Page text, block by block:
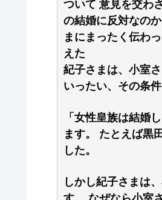
ついて 意見を交わ
の結婚に反対なの
まにまったく伝わ
えた
紀子さまは、小室
いったい、その条
「女性皇族は結婚
ます。 たとえば黒
した。
しかし紀子さまは